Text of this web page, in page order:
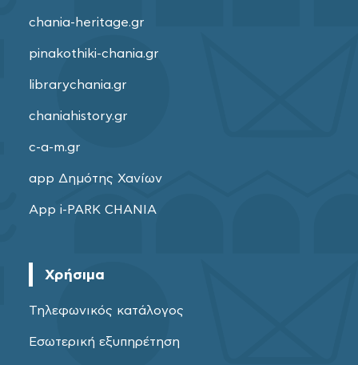
chania-heritage.gr
pinakothiki-chania.gr
librarychania.gr
chaniahistory.gr
c-a-m.gr
app Δημότης Χανίων
App i-PARK CHANIA
Χρήσιμα
Τηλεφωνικός κατάλογος
Εσωτερική εξυπηρέτηση